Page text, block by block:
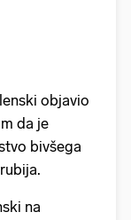
objavio
da je
bivšega
na